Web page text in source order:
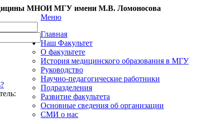
МНОИ МГУ имени М.В. Ломоносова
Меню
Главная
Наш Факультет
О факультете
История медицинского образования в МГУ
Руководство
Научно-педагогические работники
Подразделения
Развитие факультета
Основные сведения об организации
СМИ о нас